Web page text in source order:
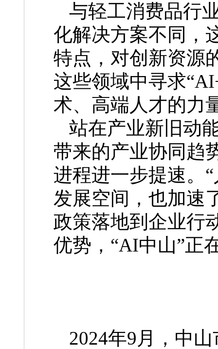
与轻工消费品行
化解决方案不同，
特点，对创新资源
这些领域中寻求
术、高端人才的力
站在产业新旧动
带来的产业协同趋
进程进一步提速。
发展空间，也加速
政策落地到企业行
优势，“AI中山”正
2024年9月，中